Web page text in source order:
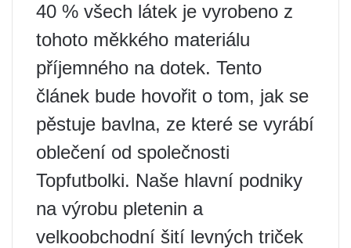
40 % všech látek je vyrobeno z
tohoto měkkého materiálu
příjemného na dotek. Tento
článek bude hovořit o tom, jak se
pěstuje bavlna, ze které se vyrábí
oblečení od společnosti
Topfutbolki. Naše hlavní podniky
na výrobu pletenin a
velkoobchodní šití levných triček